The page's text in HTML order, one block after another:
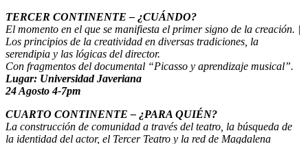
TERCER CONTINENTE – ¿CUÁNDO?
El momento en el que se manifiesta el primer signo de la creación. |
Los principios de la creatividad en diversas tradiciones, la
serendipia y las lógicas del director.
Con fragmentos del documental “Picasso y aprendizaje musical”.
Lugar: Universidad Javeriana
24 Agosto 4-7pm
CUARTO CONTINENTE – ¿PARA QUIÉN?
La construcción de comunidad a través del teatro, la búsqueda de
la identidad del actor, el Tercer Teatro y la red de Magdalena